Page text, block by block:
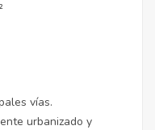
vías.
urbanizado y